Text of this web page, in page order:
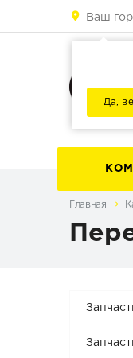
Ваш
Да,
Главная